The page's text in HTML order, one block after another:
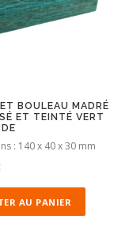
BOULEAU MADRÉ
ET TEINTÉ VERT
: 140 x 40 x 30 mm
AU PANIER